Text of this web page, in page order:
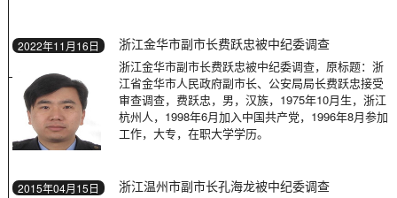
2022年11月16日 浙江金华市副市长费跃忠被中纪委调查
浙江金华市副市长费跃忠被中纪委调查，原标题：浙
江省金华市人民政府副市长、公安局局长费跃忠接受
审查调查，费跃忠，男，汉族，1975年10月生，浙江
杭州人，1998年6月加入中国共产党，1996年8月参加
工作，大专，在职大学学历。
2015年04月15日 浙江温州市副市长孔海龙被中纪委调查